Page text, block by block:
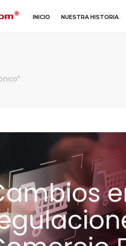
INICIO NUESTRA HISTORIA